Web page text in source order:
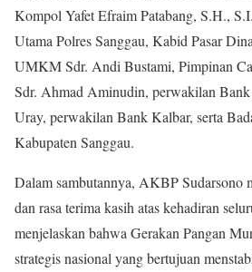
Kompol Yafet Efraim Patabang, S.H.,
Utama Polres Sanggau, Kabid Pasar
UMKM Sdr. Andi Bustami, Pimpinan
Sdr. Ahmad Aminudin, perwakilan
Uray, perwakilan Bank Kalbar, serta
Kabupaten Sanggau.
Dalam sambutannya, AKBP Sudarsono
dan rasa terima kasih atas kehadiran
menjelaskan bahwa Gerakan Pangan
strategis nasional yang bertujuan